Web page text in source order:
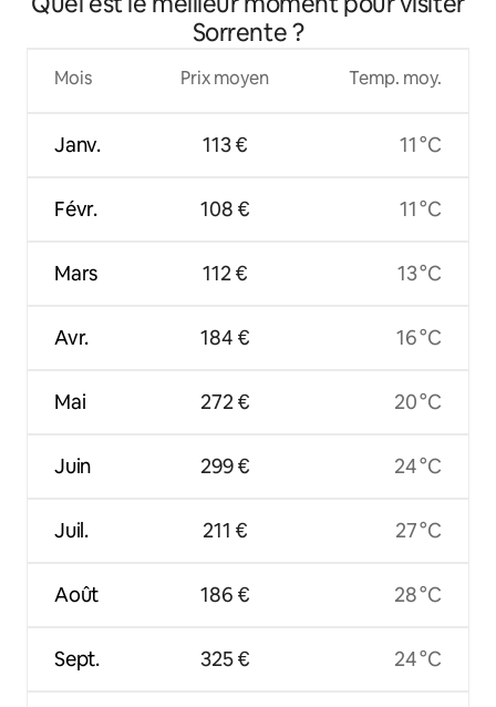
Sorrente ?
Mois
Janv.
Févr.
Mars
Avr.
Mai
Juin
Juil.
Août
Sept.
Prix moyen
113 €
108 €
112 €
184 €
272 €
299 €
211 €
186 €
325 €
Temp. moy.
11 °C
11 °C
13 °C
16 °C
20 °C
24 °C
27 °C
28 °C
24 °C